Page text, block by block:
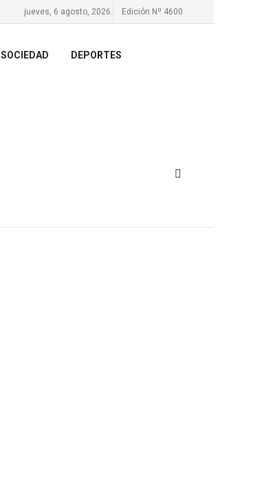
jueves, 6 agosto, 2026. Edición Nº 4600
SOCIEDAD DEPORTES